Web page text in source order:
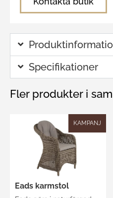
Specifikationer
Fler produkter i
KAMPANJ
Eads karmstol